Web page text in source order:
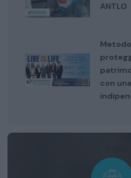
ANTLO
con